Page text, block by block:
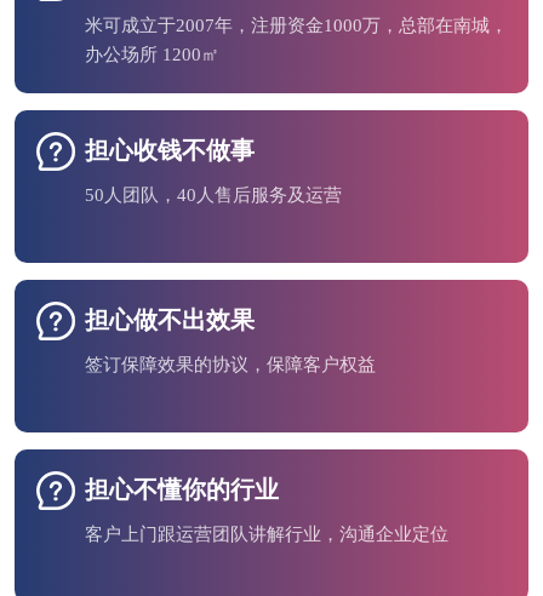
米可成立于2007年，注册资金1000万，总部在南城，
办公场所 1200㎡
担心收钱不做事
50人团队，40人售后服务及运营
担心做不出效果
签订保障效果的协议，保障客户权益
担心不懂你的行业
客户上门跟运营团队讲解行业，沟通企业定位